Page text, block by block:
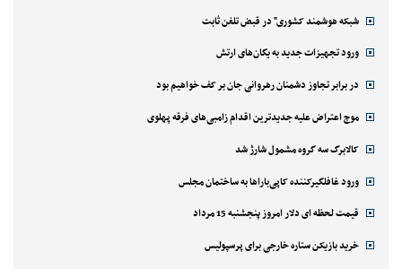
شبکه هوشمند کشوری" در قبض تلفن ثابت
ورود تجهیزات جدید به یگان‌های ارتش
در برابر تجاوز دشمنان رهروانی جان بر کف خواهیم بود
موج اعتراض علیه جدیدترین اقدام زامبی‌های فرقه پهلوی
کالابرگ سه گروه مشمول شارژ شد
ورود غافلگیرکننده کاپی‌باراها به ساختمان مجلس
قیمت لحظه ای دلار امروز پنجشنبه 15 مرداد
خرید بازیکن ستاره خارجی برای پرسپولیس